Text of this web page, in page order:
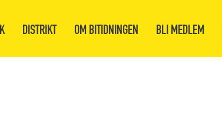
DISTRIKT OM BITIDNINGEN BLI MEDLEM